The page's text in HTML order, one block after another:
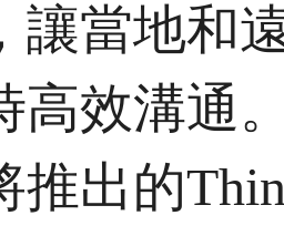
讓當地和
高效溝通
推出的